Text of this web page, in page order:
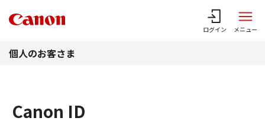
ログイン メニュー
個人のお客さま
Canon ID